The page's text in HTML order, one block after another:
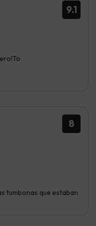
9.1
8
tumbonas que estaban